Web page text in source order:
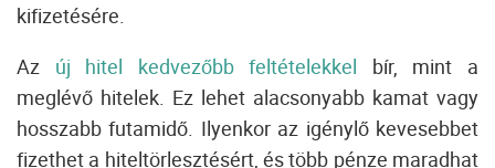
kifizetésére.
Az új hitel kedvezőbb feltételekkel bír, mint a
meglévő hitelek. Ez lehet alacsonyabb kamat vagy
hosszabb futamidő. Ilyenkor az igénylő kevesebbet
fizethet a hiteltörlesztésért, és több pénze maradhat